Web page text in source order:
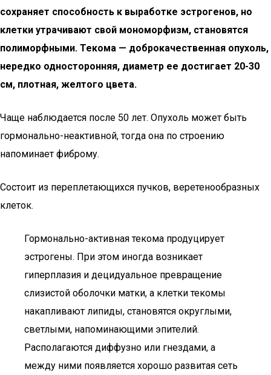
сохраняет способность к выработке эстрогенов, но
клетки утрачивают свой мономорфизм, становятся
полиморфными. Текома — доброкачественная опухоль,
нередко односторонняя, диаметр ее достигает 20-30
см, плотная, желтого цвета.
Чаще наблюдается после 50 лет. Опухоль может быть
гормонально-неактивной, тогда она по строению
напоминает фиброму.
Состоит из переплетающихся пучков, веретенообразных
клеток.
Гормонально-активная текома продуцирует
эстрогены. При этом иногда возникает
гиперплазия и децидуальное превращение
слизистой оболочки матки, а клетки текомы
накапливают липиды, становятся округлыми,
светлыми, напоминающими эпителий.
Располагаются диффузно или гнездами, а
между ними появляется хорошо развитая сеть